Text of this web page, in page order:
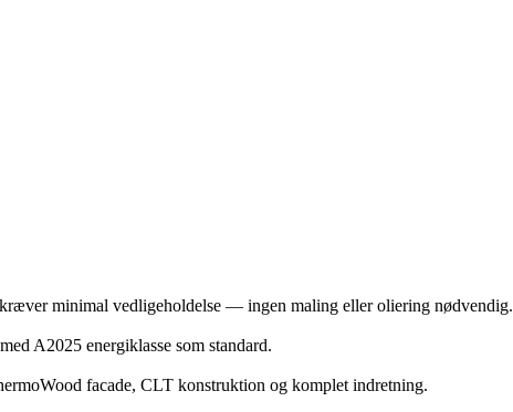
minimal vedligeholdelse — ingen maling eller oliering nødvendig.
A2025 energiklasse som standard.
facade, CLT konstruktion og komplet indretning.